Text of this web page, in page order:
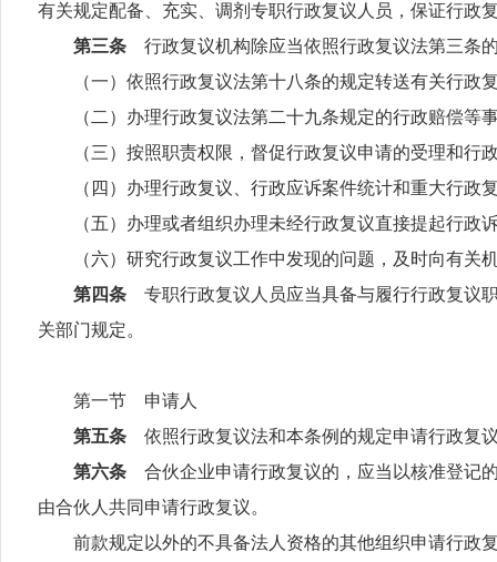
有关规定配备、充实、调剂专职行政复议人员，保证行政
第三条 行政复议机构除应当依照行政复议法第三条
（一）依照行政复议法第十八条的规定转送有关行政
（二）办理行政复议法第二十九条规定的行政赔偿等
（三）按照职责权限，督促行政复议申请的受理和行
（四）办理行政复议、行政应诉案件统计和重大行政
（五）办理或者组织办理未经行政复议直接提起行政
（六）研究行政复议工作中发现的问题，及时向有关
第四条 专职行政复议人员应当具备与履行行政复议
关部门规定。
第一节 申请人
第五条 依照行政复议法和本条例的规定申请行政复
第六条 合伙企业申请行政复议的，应当以核准登记
由合伙人共同申请行政复议。
前款规定以外的不具备法人资格的其他组织申请行政复